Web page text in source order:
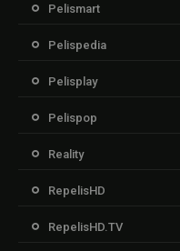
Pelismart
Pelispedia
Pelisplay
Pelispop
Reality
RepelisHD
RepelisHD.TV